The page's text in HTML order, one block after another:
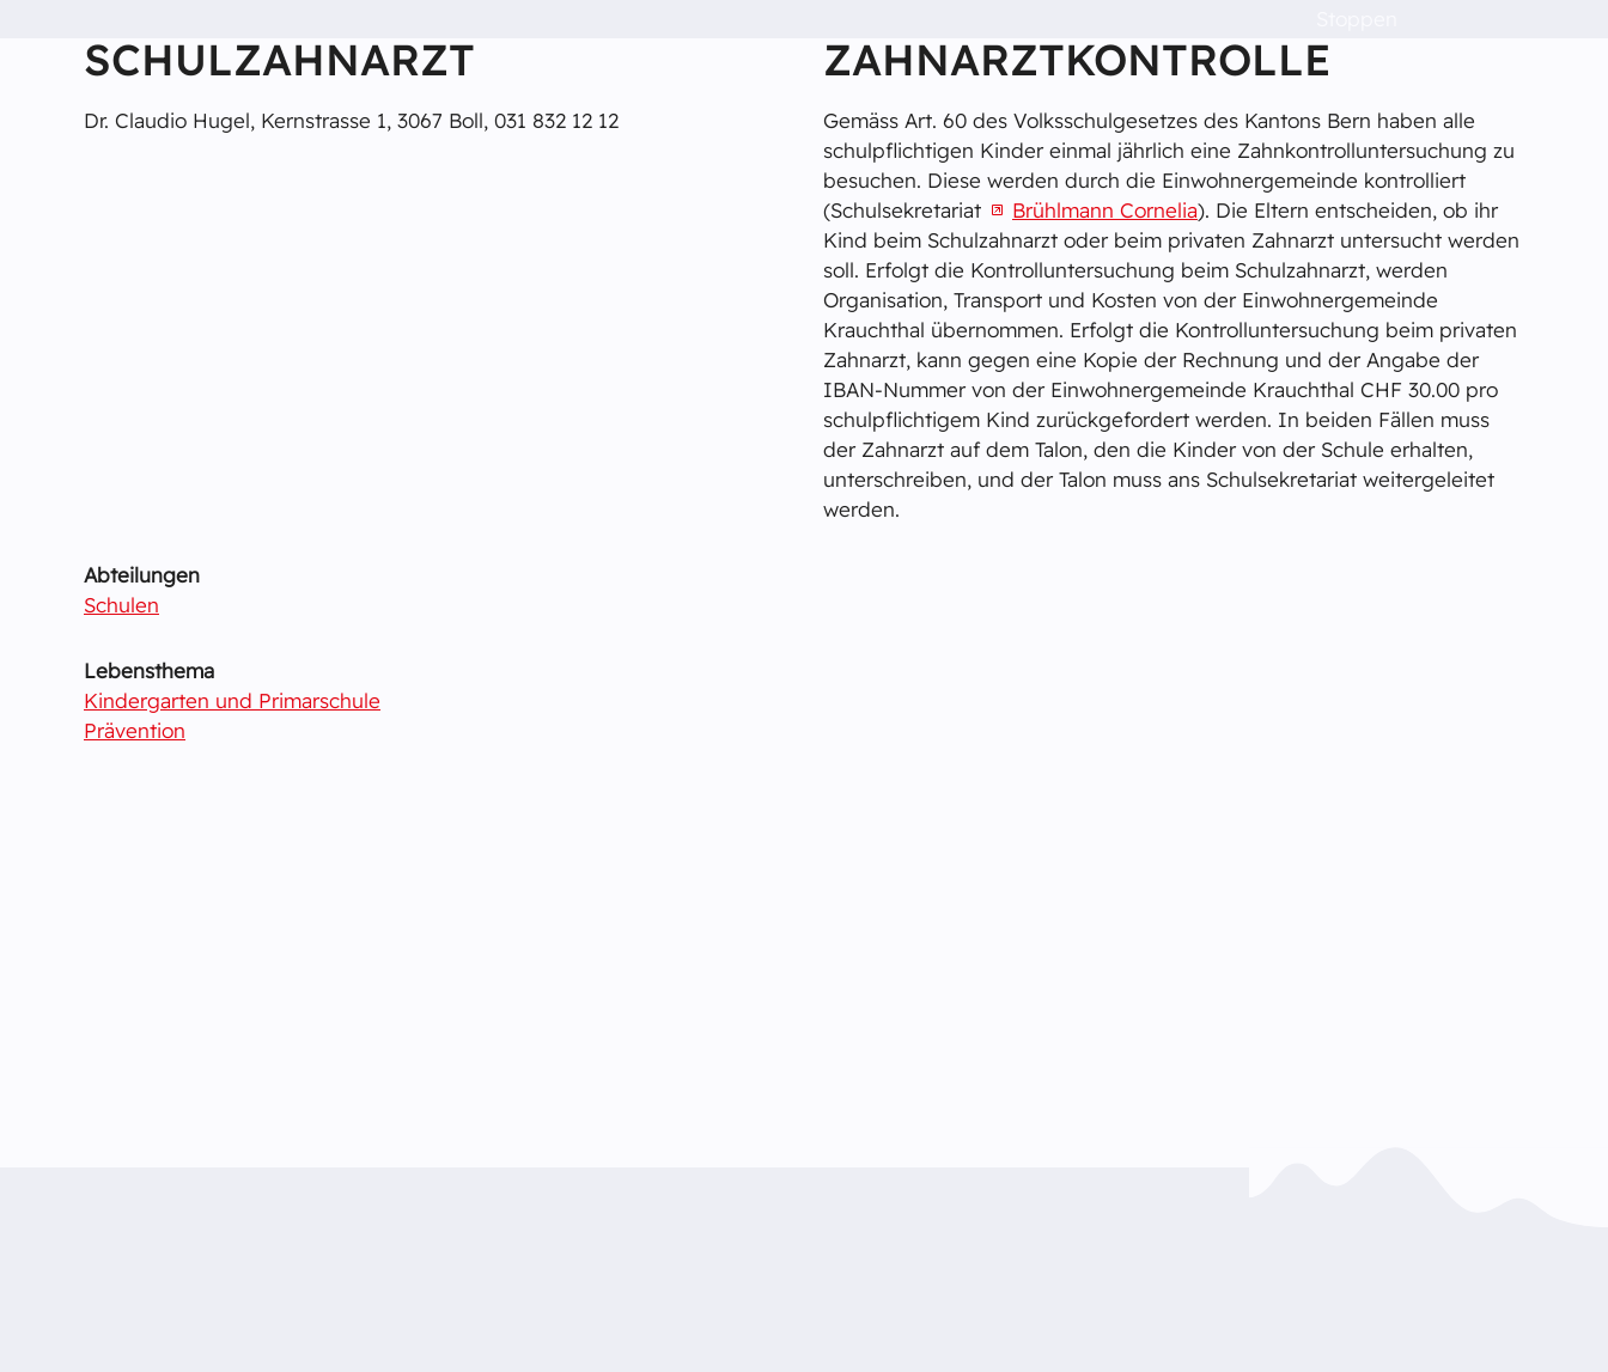
SCHULZAHNARZT
Dr. Claudio Hugel, Kernstrasse 1, 3067 Boll, 031 832 12 12
ZAHNARZTKONTROLLE
Gemäss Art. 60 des Volksschulgesetzes des Kantons Bern haben alle
schulpflichtigen Kinder einmal jährlich eine Zahnkontrolluntersuchung zu
besuchen. Diese werden durch die Einwohnergemeinde kontrolliert
(Schulsekretariat
Brühlmann Cornelia). Die Eltern entscheiden, ob ihr
Kind beim Schulzahnarzt oder beim privaten Zahnarzt untersucht werden
soll. Erfolgt die Kontrolluntersuchung beim Schulzahnarzt, werden
Organisation, Transport und Kosten von der Einwohnergemeinde
Krauchthal übernommen. Erfolgt die Kontrolluntersuchung beim privaten
Zahnarzt, kann gegen eine Kopie der Rechnung und der Angabe der
IBAN-Nummer von der Einwohnergemeinde Krauchthal CHF 30.00 pro
schulpflichtigem Kind zurückgefordert werden. In beiden Fällen muss
der Zahnarzt auf dem Talon, den die Kinder von der Schule erhalten,
unterschreiben, und der Talon muss ans Schulsekretariat weitergeleitet
werden.
Abteilungen
Schulen
Lebensthema
Kindergarten und Primarschule
Prävention